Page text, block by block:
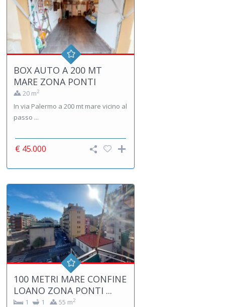
BOX AUTO A 200 MT
MARE ZONA PONTI
20 m2
In via Palermo a 200 mt mare vicino al
passo ...
€ 45.000
100 METRI MARE CONFINE
LOANO ZONA PONTI ...
1 1 55 m2